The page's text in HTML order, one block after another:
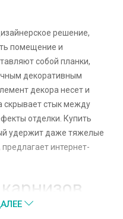
решение,
помещение и
собой планки,
декоративным
декора несет и
скрывает стык между
отделки. Купить
удержит даже тяжелые
интернет-
разные виды